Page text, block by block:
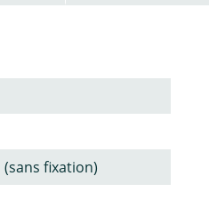
fixation)